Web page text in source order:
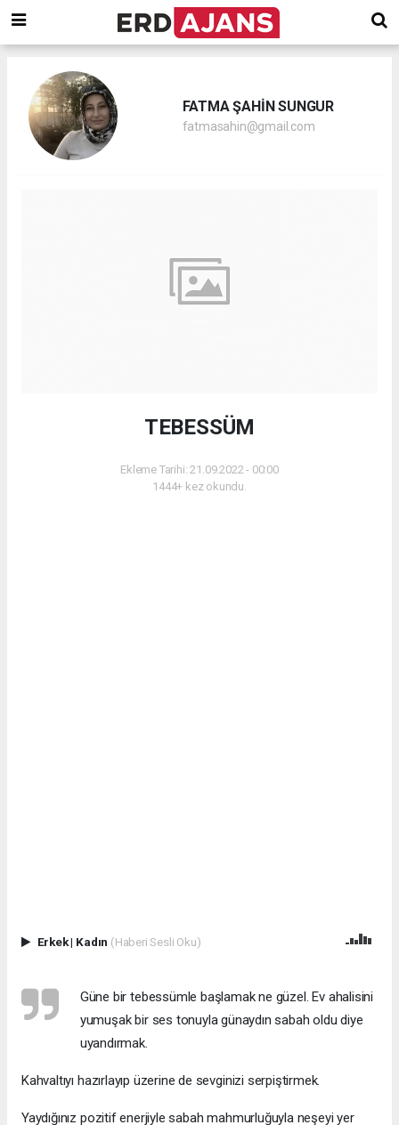
FATMA ŞAHİN SUNGUR
fatmasahin@gmail.com
TEBESSÜM
Ekleme Tarihi: 21.09.2022 - 00:00
1444+ kez okundu.
Erkek| Kadın (Haberi Sesli Oku)
Güne bir tebessümle başlamak ne güzel. Ev ahalisini
yumuşak bir ses tonuyla günaydın sabah oldu diye
uyandırmak.
Kahvaltıyı hazırlayıp üzerine de sevginizi serpiştirmek.
Yaydığınız pozitif enerjiyle sabah mahmurluğuyla neşeyi yer